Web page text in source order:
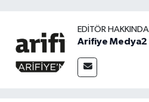
EDITÖR HAKKINDA
Arifiye Medya2